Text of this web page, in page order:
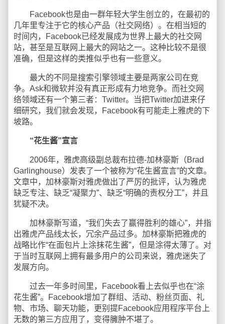
Facebook也是由一群年轻大学生创立的，在最初的
几年里专注于它的核心产品（社交网络）。在相当短的
时间内，Facebook已经发展成为世界上最大的社交网
站，甚至是互联网上最大的网站之一。这种比较不是很
准确，但是这样的类推似乎也有一些意义。
最大的不同是搜索引擎领域主要是两家公司在竞
争。Ask和微软并没有真正形成有力地竞争。而社交网
络领域还有一个第三者：Twitter。当把Twitter加进来仔
细研究，我们就会发现，Facebook有可能走上雅虎的下
坡路。
“花生酱”宣言
2006年，雅虎高级副总裁布拉德-加林豪斯（Brad
Garlinghouse）发表了一个被称为“花生酱宣言”的文章。
文章中，加林豪斯对雅虎做出了严厉的批评，认为雅虎
缺乏专注、缺乏“凝聚力”、缺乏“明确的责权分工”，并且
犹疑不决。
加林豪斯写道，“我们失去了赢得胜利的雄心”，并指
出雅虎产品线太长，冗余产品过多。加林豪斯把雅虎的
战略比作“在面包片上涂抹花生酱”，但是涂得太薄了。对
于当时互联网上拥有最多用户的公司来说，雅虎迷失了
发展方向。
过去一年多时间里，Facebook看上去似乎也在“涂
花生酱”。Facebook增加了群组、活动、粉丝页面、礼
物、市场、聊天功能，更别提Facebook应用程序平台上
无数的第三方应用了，变得臃肿不堪了。